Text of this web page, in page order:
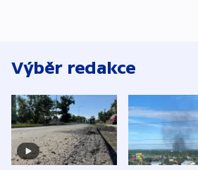
Výběr redakce